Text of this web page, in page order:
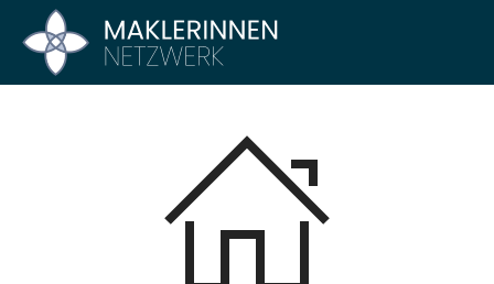
Inhalt
springenMaklerinnen
Vier
Büros